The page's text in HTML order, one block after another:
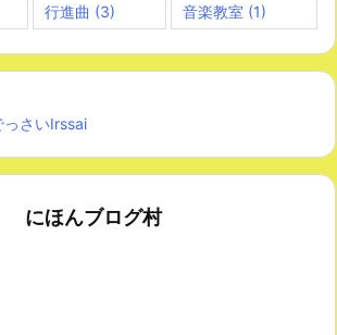
行進曲 (3) 音楽教室 (1)
っさいIrssai
にほんブログ村